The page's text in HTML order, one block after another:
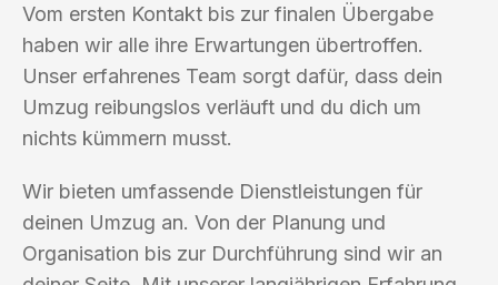
Vom ersten Kontakt bis zur finalen Übergabe
haben wir alle ihre Erwartungen übertroffen.
Unser erfahrenes Team sorgt dafür, dass dein
Umzug reibungslos verläuft und du dich um
nichts kümmern musst.
Wir bieten umfassende Dienstleistungen für
deinen Umzug an. Von der Planung und
Organisation bis zur Durchführung sind wir an